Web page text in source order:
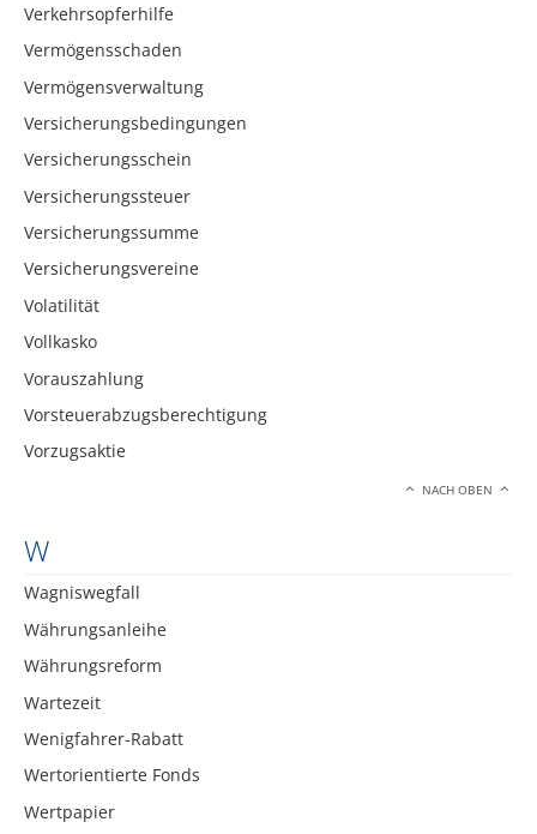
Verkehrsopferhilfe
Vermögensschaden
Vermögensverwaltung
Versicherungsbedingungen
Versicherungsschein
Versicherungssteuer
Versicherungssumme
Versicherungsvereine
Volatilität
Vollkasko
Vorauszahlung
Vorsteuerabzugsberechtigung
Vorzugsaktie
NACH OBEN
W
Wagniswegfall
Währungsanleihe
Währungsreform
Wartezeit
Wenigfahrer-Rabatt
Wertorientierte Fonds
Wertpapier